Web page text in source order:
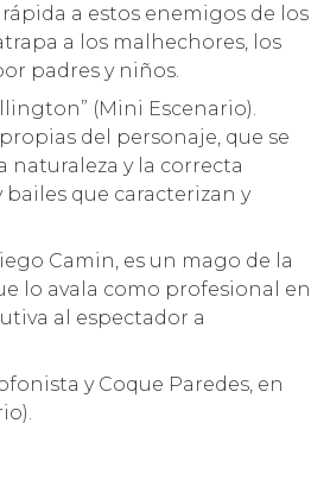
a estos enemigos de los
a los malhechores, los
padres y niños.
(Mini Escenario).
del personaje, que se
naturaleza y la correcta
que caracterizan y
Camin, es un mago de la
lo avala como profesional en
al espectador a
y Coque Paredes, en